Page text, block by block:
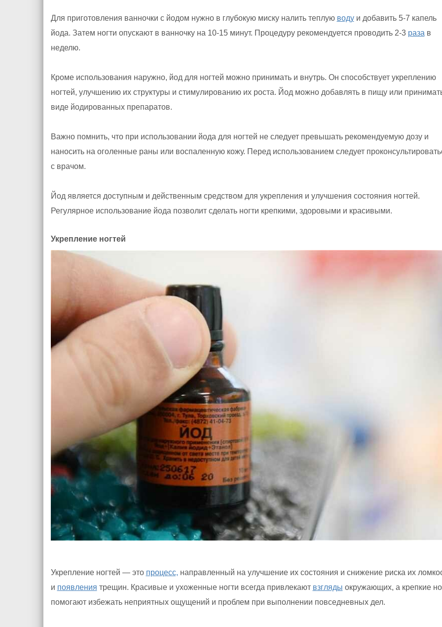
Для приготовления ванночки с йодом нужно в глубокую миску налить теплую водуи добавить 5-7 капель
йода. Затем ногти опускают в ванночку на 10-15 минут. Процедуру рекомендуется проводить 2-3 раза в
неделю.
Кроме использования наружно, йод для ногтей можно принимать и внутрь. Он способствует укреплению
ногтей, улучшению их структуры и стимулированию их роста. Йод можно добавлять в пищу или
виде йодированных препаратов.
Важно помнить, что при использовании йода для ногтей не следует превышать рекомендуемую дозу и
наносить на оголенные раны или воспаленную кожу. Перед использованием следует
с врачом.
Йод является доступным и действенным средством для укрепления и улучшения состояния ногтей.
Регулярное использование йода позволит сделать ногти крепкими, здоровыми и красивыми.
Укрепление ногтей
Укрепление ногтей — это процесс, направленный на улучшение их состояния и снижение риска их
и появления трещин. Красивые и ухоженные ногти всегда привлекают взгляды окружающих, а крепкие
помогают избежать неприятных ощущений и проблем при выполнении повседневных дел.